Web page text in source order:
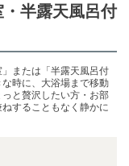
半露天風呂付
または「半露天風呂付
時に、大浴場まで移動
と贅沢したい方・お部
することもなく静かに